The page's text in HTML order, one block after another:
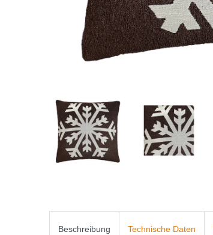
Beschreibung Technische Daten